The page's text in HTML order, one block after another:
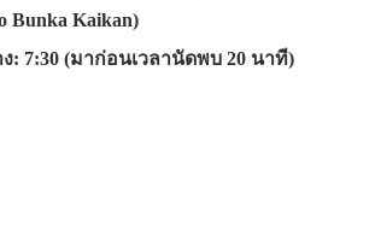
Bunka Kaikan)
: 7:30 (มาก่อนเวลานัดพบ 20 นาที)